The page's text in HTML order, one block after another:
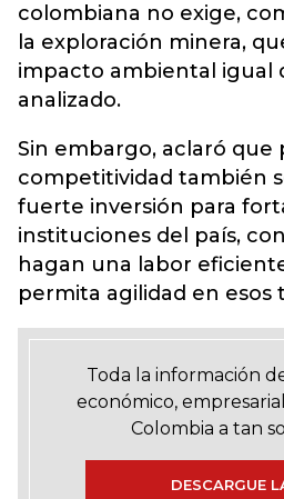
colombiana no exige,
la exploración minera,
impacto ambiental igual
analizado.
Sin embargo, aclaró que
competitividad también
fuerte inversión para
instituciones del país,
hagan una labor
permita agilidad en esos
Toda la información
económico,
Colombia a tan
DESCARGUE